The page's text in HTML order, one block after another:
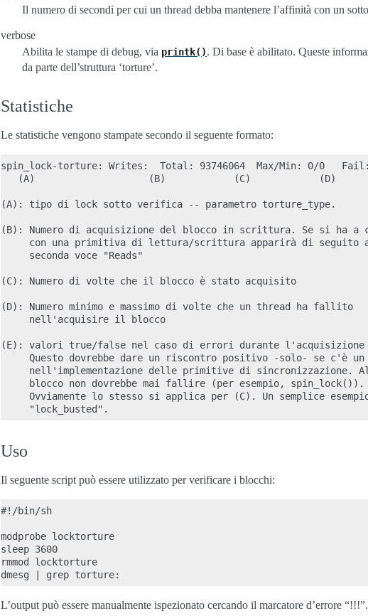
Il numero di secondi per cui un thread debba mantenere l’affinità con un
verbose
Abilita le stampe di debug, via printk(). Di base è abilitato. Queste
da parte dell’struttura ‘torture’.
Statistiche
Le statistiche vengono stampate secondo il seguente formato:
spin_lock-torture: Writes:  Total: 93746064  Max/Min: 0/0
(A)                    (B)            (C)            (D)
(A): tipo di lock sotto verifica -- parametro torture_type.
(B): Numero di acquisizione del blocco in scrittura. Se si ha a
con una primitiva di lettura/scrittura apparirà di seguito
     seconda voce "Reads"
(C): Numero di volte che il blocco è stato acquisito
(D): Numero minimo e massimo di volte che un thread ha fallito
     nell'acquisire il blocco
(E): valori true/false nel caso di errori durante l'acquisizione
Questo dovrebbe dare un riscontro positivo -solo- se c'è un
nell'implementazione delle primitive di sincronizzazione.
     blocco non dovrebbe mai fallire (per esempio, spin_lock()).
Ovviamente lo stesso si applica per (C). Un semplice
Uso
Il seguente script può essere utilizzato per verificare i blocchi:
#!/bin/sh
modprobe locktorture
sleep 3600
rmmod locktorture
L’output può essere manualmente ispezionato cercando il marcatore d’errore